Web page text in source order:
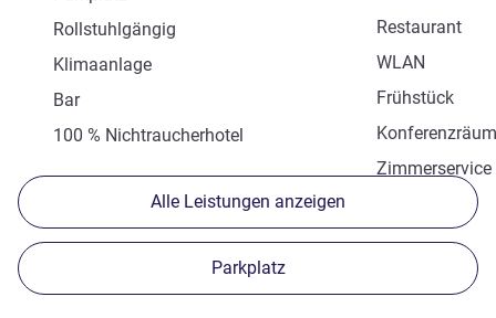
Restaurant
Rollstuhlgängig
WLAN
Klimaanlage
Frühstück
Bar
100 % Nichtraucherhotel
Zimmerservice
Alle Leistungen anzeigen
Parkplatz